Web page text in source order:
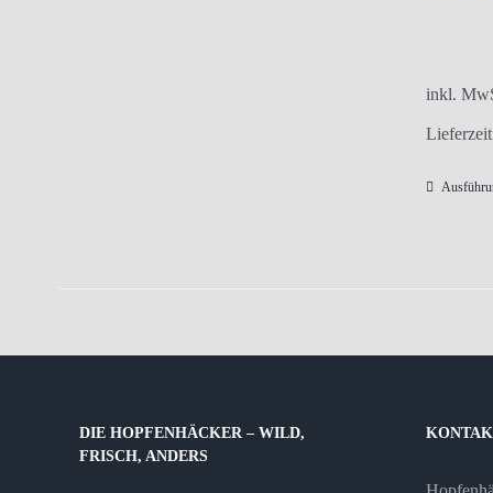
inkl.
DIE HOPFENHÄCKER – WILD,
FRISCH, ANDERS